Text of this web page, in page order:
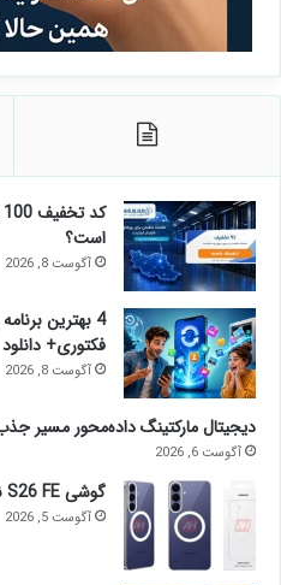
است؟
آگوست 8, 2026
4 بهترین
فکتوری+ دانلود
آگوست 8, 2026
دیجیتال مارکتینگ داده‌محور مسیر
آگوست 6, 2026
گوشی S26 FE نیامده، تصاویر قاب‌هایش لو رفت
آگوست 5, 2026